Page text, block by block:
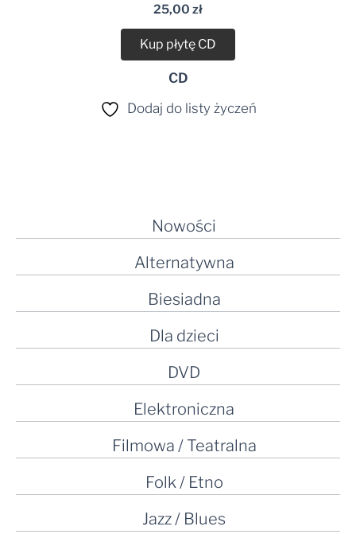
Nowości
Alternatywna
Biesiadna
Dla dzieci
DVD
Elektroniczna
Filmowa / Teatralna
Folk / Etno
Jazz / Blues
25,00 zł
Kup płytę CD
CD
Dodaj do listy życzeń